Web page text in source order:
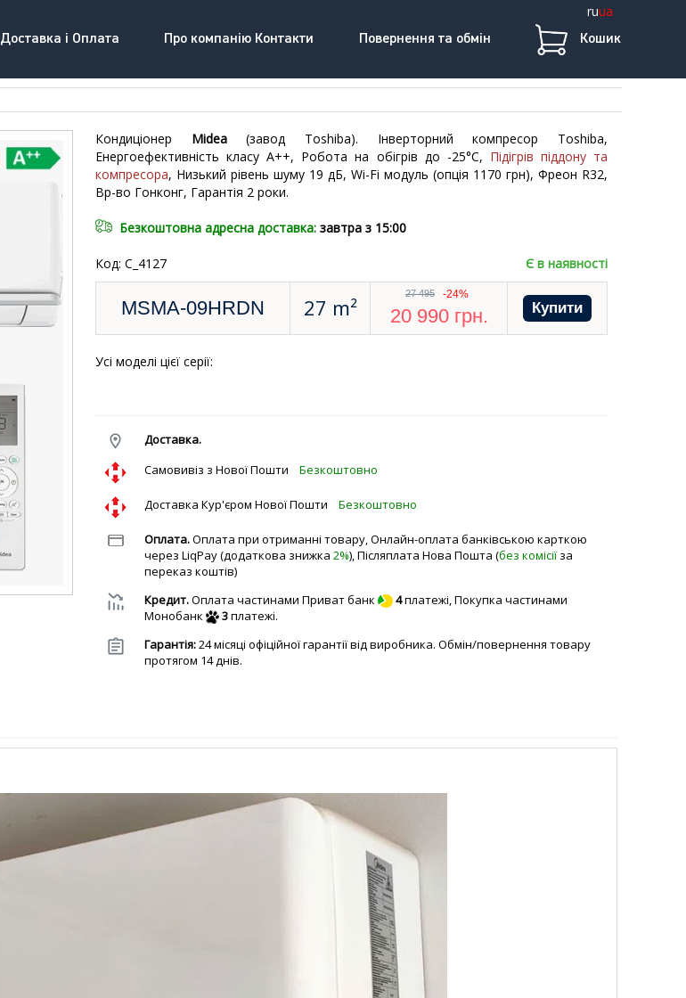
ruua
Доставка і Оплата Про компанію Контакти Повернення та обмін Кошик
Кондиціонер Midea(завод Toshiba). Інверторний компресор Toshiba,
Енергоефективність класу А++, Робота на обігрів до -25°С, Підігрів піддону та
компресора, Низький рівень шуму 19 дБ, Wi-Fi модуль (опція 1170 грн), Фреон R32,
Вр-во Гонконг, Гарантія 2 роки.
Безкоштовна адресна доставка: завтра з 15:00
Код: C_4127 Є в наявності
MSMA-09HRDN 27 m²
27 495 -24%
20 990 грн.
Усі моделі цієї серії:
Доставка.
Cамовивіз з Нової Пошти
Безкоштовно
Доставка Кур'єром Нової Пошти Безкоштовно
Оплата.Оплата при отриманні товару, Онлайн-оплата банківською карткою
через LiqPay (додаткова знижка 2%), Післяплата Нова Пошта (без комісіїза
переказ коштів)
Кредит.Оплата частинами Приват банк 4платежі,Покупка частинами
Монобанк
3платежі.
Гарантія:24 місяці офіційної гарантії від виробника. Обмін/повернення товару
протягом 14 днів.